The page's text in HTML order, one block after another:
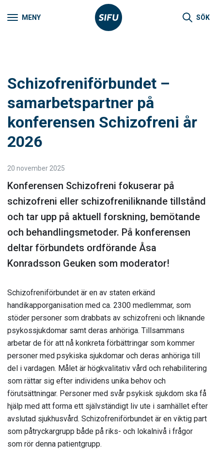
MENY SÖK
Schizofreniförbundet –
samarbetspartner på
konferensen Schizofreni år
2026
20 november 2025
Konferensen Schizofreni fokuserar på
schizofreni eller schizofreniliknande tillstånd
och tar upp på aktuell forskning, bemötande
och behandlingsmetoder. På konferensen
deltar förbundets ordförande Åsa
Konradsson Geuken som moderator!
Schizofreniförbundet är en av staten erkänd
handikapporganisation med ca. 2300 medlemmar, som
stöder personer som drabbats av schizofreni och liknande
psykossjukdomar samt deras anhöriga. Tillsammans
arbetar de för att nå konkreta förbättringar som kommer
personer med psykiska sjukdomar och deras anhöriga till
del i vardagen. Målet är högkvalitativ vård och rehabilitering
som rättar sig efter individens unika behov och
förutsättningar. Personer med svår psykisk sjukdom ska få
hjälp med att forma ett självständigt liv ute i samhället efter
avslutad sjukhusvård. Schizofreniförbundet är en viktig part
som påtryckargrupp både på riks- och lokalnivå i frågor
som rör denna patientgrupp.